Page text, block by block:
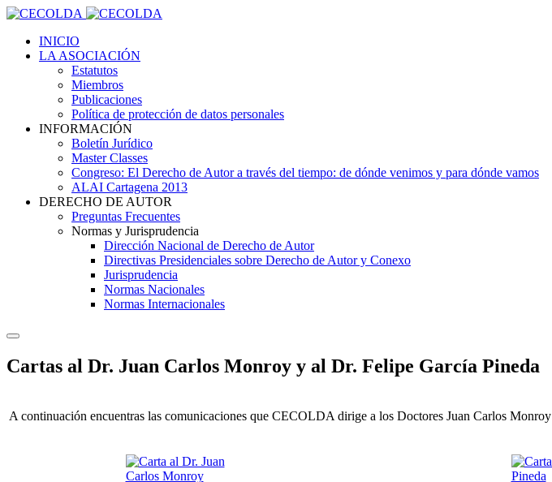
INICIO
LA ASOCIACIÓN
Estatutos
Miembros
Publicaciones
Política de protección de datos personales
INFORMACIÓN
Boletín Jurídico
Master Classes
Congreso: El Derecho de Autor a través del tiempo: de dónde venimos y para dónde vamos
ALAI Cartagena 2013
DERECHO DE AUTOR
Preguntas Frecuentes
Normas y Jurisprudencia
Dirección Nacional de Derecho de Autor
Directivas Presidenciales sobre Derecho de Autor y Conexo
Jurisprudencia
Normas Nacionales
Normas Internacionales
Cartas al Dr. Juan Carlos Monroy y al Dr. Felipe García Pineda
A continuación encuentras las comunicaciones que CECOLDA dirige a los Doctores Juan Carlos